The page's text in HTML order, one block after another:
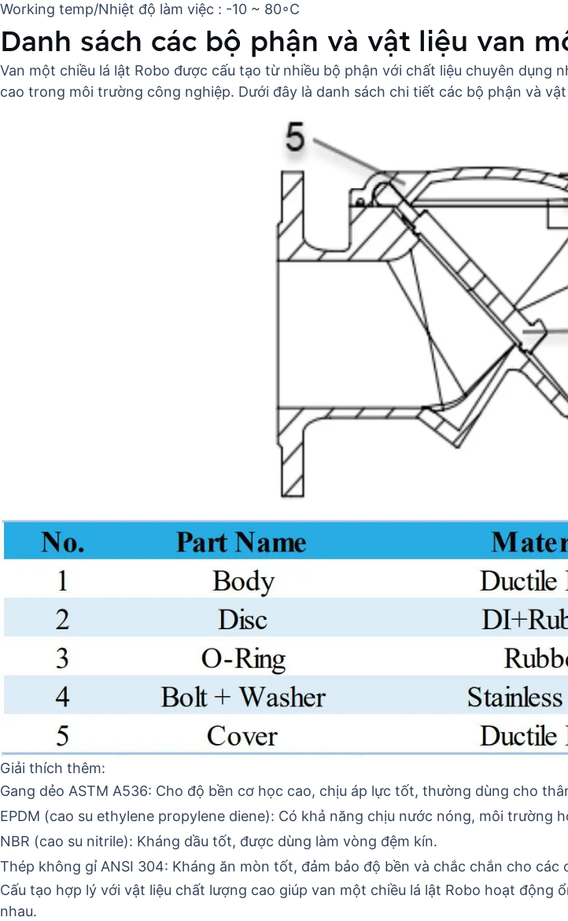
Working temp/Nhiệt độ làm việc : -10 ~ 80◦C
Danh sách các bộ phận và vật liệu van
Van một chiều lá lật Robo được cấu tạo từ nhiều bộ phận với chất liệu chuyên dụng
cao trong môi trường công nghiệp. Dưới đây là danh sách chi tiết các bộ phận và
Giải thích thêm:
Gang dẻo ASTM A536: Cho độ bền cơ học cao, chịu áp lực tốt, thường dùng cho
EPDM (cao su ethylene propylene diene): Có khả năng chịu nước nóng, môi
NBR (cao su nitrile): Kháng dầu tốt, được dùng làm vòng đệm kín.
Thép không gỉ ANSI 304: Kháng ăn mòn tốt, đảm bảo độ bền và chắc chắn cho
Cấu tạo hợp lý với vật liệu chất lượng cao giúp van một chiều lá lật Robo hoạt
nhau.